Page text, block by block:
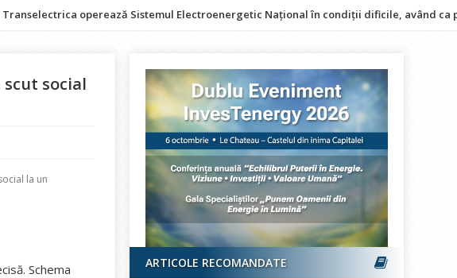
operează Sistemul Electroenergetic Național în condiții dificile, având ca prioritate
social
la un
Schema
ARTICOLE RECOMANDATE